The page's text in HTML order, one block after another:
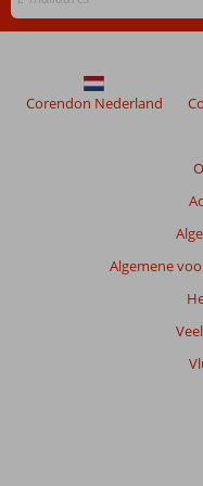
niet
weergegeven
om
garanderen.Algemene
Corendon Nederland